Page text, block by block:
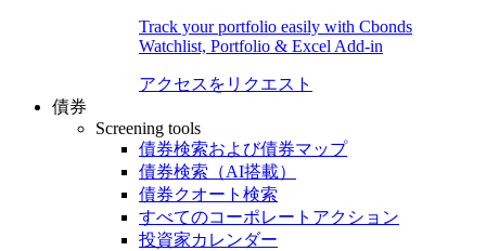
Track your portfolio easily with Cbonds
Watchlist, Portfolio & Excel Add-in
アクセスをリクエスト
債券
Screening tools
債券検索および債券マップ
債券検索（AI搭載）
債券クオート検索
すべてのコーポレートアクション
投資家カレンダー